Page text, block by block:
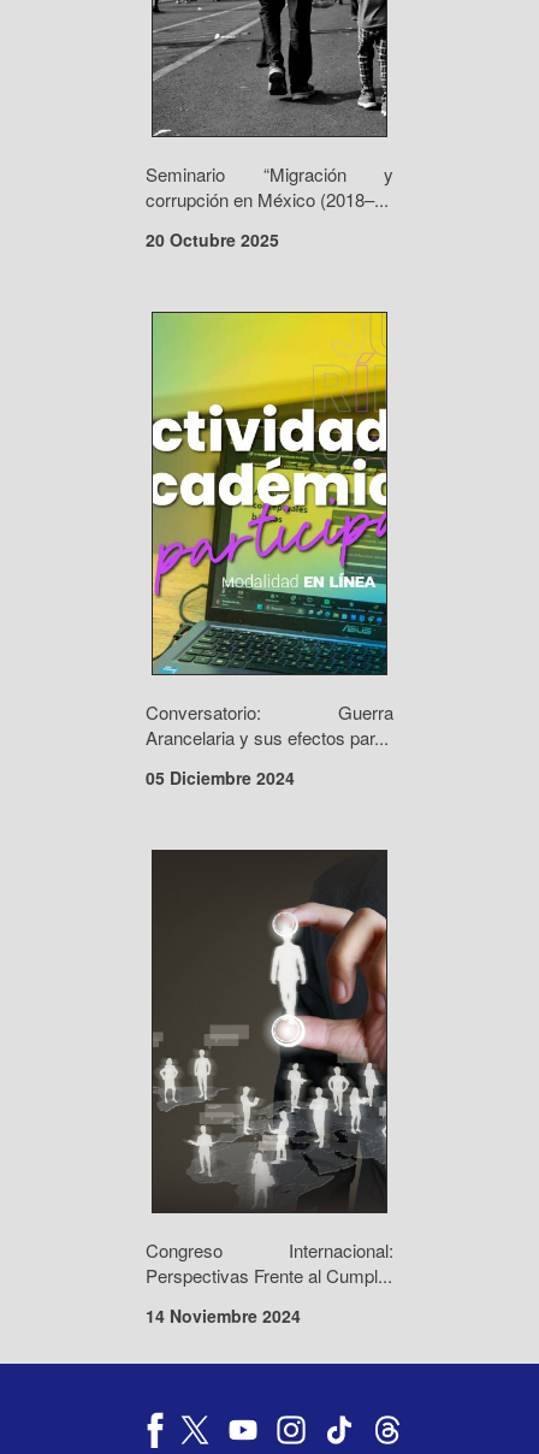
Seminario “Migración y
corrupción en México (2018–...
20 Octubre 2025
Conversatorio: Guerra
Arancelaria y sus efectos par...
05 Diciembre 2024
Congreso Internacional:
Perspectivas Frente al Cumpl...
14 Noviembre 2024